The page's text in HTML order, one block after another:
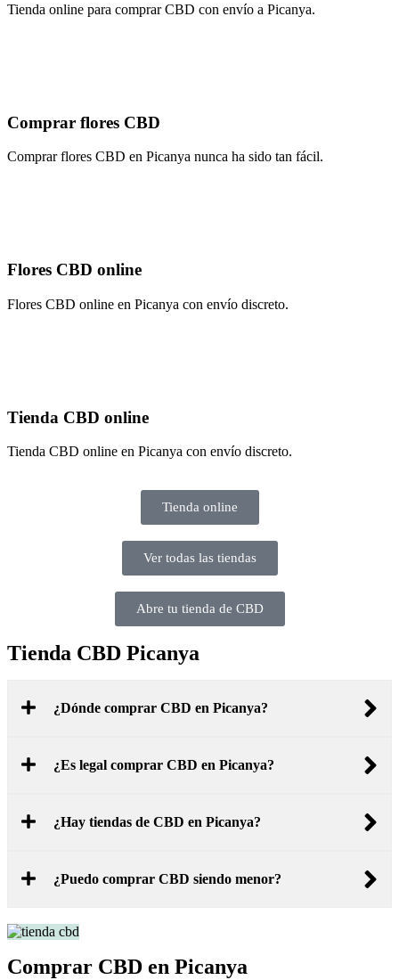
Tienda online para comprar CBD con envío a Picanya.
Comprar flores CBD
Comprar flores CBD en Picanya nunca ha sido tan fácil.
Flores CBD online
Flores CBD online en Picanya con envío discreto.
Tienda CBD online
Tienda CBD online en Picanya con envío discreto.
Tienda online
Ver todas las tiendas
Abre tu tienda de CBD
Tienda CBD Picanya
¿Dónde comprar CBD en Picanya?
¿Es legal comprar CBD en Picanya?
¿Hay tiendas de CBD en Picanya?
¿Puedo comprar CBD siendo menor?
Comprar CBD en Picanya